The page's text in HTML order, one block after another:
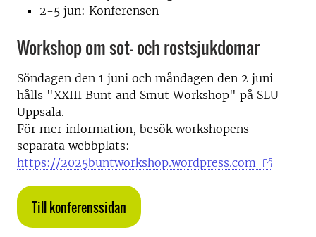
2-5 jun: Konferensen
Workshop om sot- och rostsjukdomar
Söndagen den 1 juni och måndagen den 2 juni
hålls "XXIII Bunt and Smut Workshop" på SLU
Uppsala.
För mer information, besök workshopens
separata webbplats:
https://2025buntworkshop.wordpress.com
Till konferenssidan